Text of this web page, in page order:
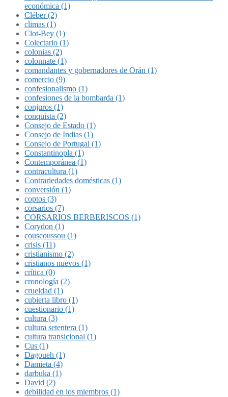
económica (1)
Cléber (2)
climas (1)
Clot-Bey (1)
Colectario (1)
colonias (2)
colonnate (1)
comandantes y gobernadores de Orán (1)
comercio (9)
confesionalismo (1)
confesiones de la bombarda (1)
conjuros (1)
conquista (2)
Consejo de Estado (1)
Consejo de Indias (1)
Consejo de Portugal (1)
Constantinopla (1)
Contemporánea (1)
contracultura (1)
Contrariedades domésticas (1)
conversión (1)
coptos (3)
corsarios (7)
CORSARIOS BERBERISCOS (1)
Corydon (1)
couscoussou (1)
crisis (11)
cristianismo (2)
cristianos nuevos (1)
crítica (0)
cronología (2)
crueldad (1)
cubierta libro (1)
cuestionario (1)
cultura (3)
cultura setentera (1)
cultura transicional (1)
Cus (1)
Dagoueh (1)
Damieta (4)
darbuka (1)
David (2)
debilidad en los miembros (1)